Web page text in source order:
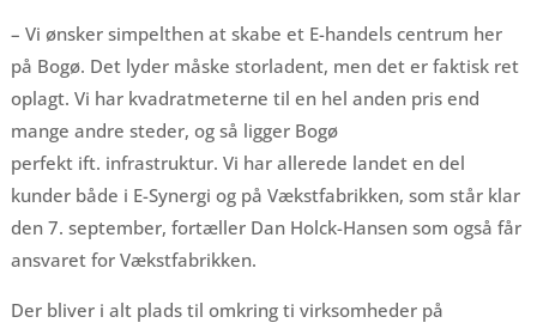
– Vi ønsker simpelthen at skabe et E-handels centrum her
på Bogø. Det lyder måske storladent, men det er faktisk ret
oplagt. Vi har kvadratmeterne til en hel anden pris end
mange andre steder, og så ligger Bogø
perfekt ift. infrastruktur. Vi har allerede landet en del
kunder både i E-Synergi og på Vækstfabrikken, som står klar
den 7. september, fortæller Dan Holck-Hansen som også får
ansvaret for Vækstfabrikken.
Der bliver i alt plads til omkring ti virksomheder på